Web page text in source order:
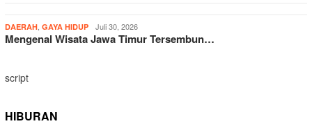
DAERAH GAYA HIDUP Juli 30, 2026
Mengenal Wisata Jawa Timur Tersembun…
script
HIBURAN